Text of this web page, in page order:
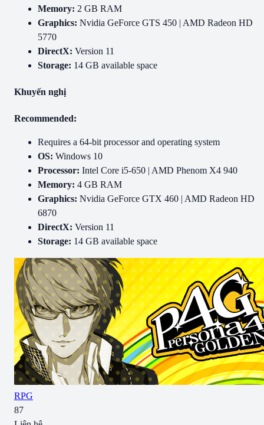
Memory: 2 GB RAM
Graphics: Nvidia GeForce GTS 450 | AMD Radeon HD
5770
DirectX: Version 11
Storage: 14 GB available space
Khuyến nghị
Recommended:
Requires a 64-bit processor and operating system
OS: Windows 10
Processor: Intel Core i5-650 | AMD Phenom X4 940
Memory: 4 GB RAM
Graphics: Nvidia GeForce GTX 460 | AMD Radeon HD
6870
DirectX: Version 11
Storage: 14 GB available space
RPG
87